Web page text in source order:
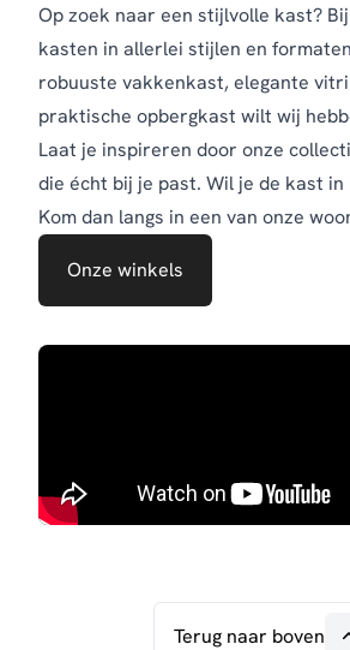
Op zoek naar een stijlvolle kast?
kasten in allerlei stijlen en
robuuste vakkenkast, elegante
praktische opbergkast wilt wij
Laat je inspireren door onze
die écht bij je past. Wil je de kast in
Kom dan langs in een van onze
Onze winkels
Terug naar boven